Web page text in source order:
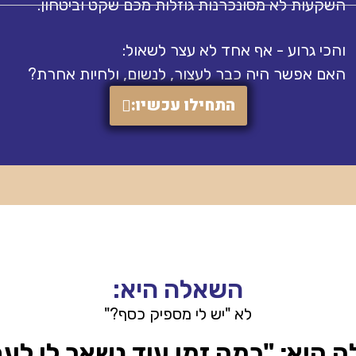
השקעות לא מסונכרנות גוזלות מכם שקט וביטחון.
והכי גרוע - אף אחד לא עצר לשאול:
האם אפשר היה כבר לעצור, לנשום, ולחיות אחרת?
התחילו עכשיו:
השאלה היא:
לא "יש לי מספיק כסף?"